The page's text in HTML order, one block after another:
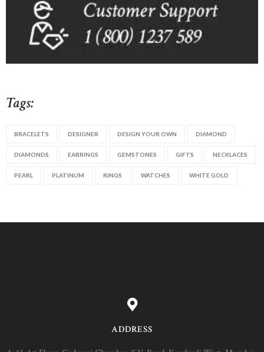
Tags:
BRACELETS DESIGNER DESIGN YOUR OWN DIAMOND
DIAMONDS EARRINGS GEMSTONES GIFTS NECKLACES
PEARL PLATINUM RINGS WATCHES WHITE GOLD
ADDRESS